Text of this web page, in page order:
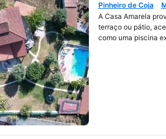
Abre numa
Pinheiro de Coja
A Casa Amarela
terraço ou pátio,
como uma piscina